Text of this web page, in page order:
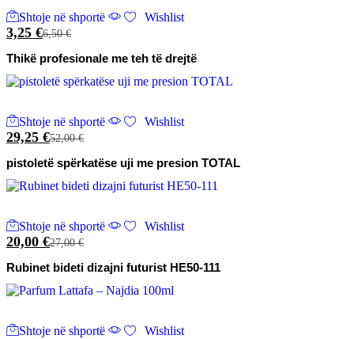
Shtoje në shportë Wishlist
3,25 €6,50€
Thikë profesionale me teh të drejtë
Shtoje në shportë Wishlist
29,25 €52,00€
pistoletë spërkatëse uji me presion TOTAL
Shtoje në shportë Wishlist
20,00 €27,00€
Rubinet bideti dizajni futurist HE50-111
Shtoje në shportë Wishlist